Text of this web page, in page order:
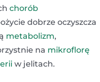
chorób
dobrze oczyszcza
metabolizm,
na mikroflorę
w jelitach.